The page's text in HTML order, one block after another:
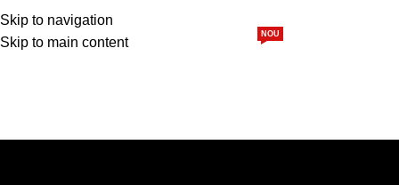
Skip to navigation
Skip to main content
NOU